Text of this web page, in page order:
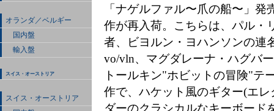
オランダ／ベルギー
国内盤
輸入盤
スイス・オーストリア
スイス・オーストリア
「ナゲルファル〜爪の船〜」
作が再入荷。こちらは、パル・
者、ビヨルン・ヨハンソンの連
vo/vln、マグダレーナ・ハグバ
トールキン"ホビットの冒険"テ
作で、ハケット風のギター(エ
ダーのクラシカルなキーボード